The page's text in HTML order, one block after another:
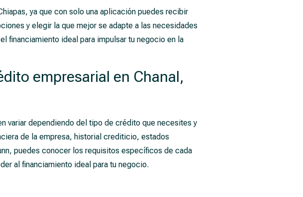
ya que con solo una aplicación puedes recibir
y elegir la que mejor se adapte a las necesidades
financiamiento ideal para impulsar tu negocio en la
empresarial en Chanal,
variar dependiendo del tipo de crédito que necesites y
de la empresa, historial crediticio, estados
puedes conocer los requisitos específicos de cada
al financiamiento ideal para tu negocio.